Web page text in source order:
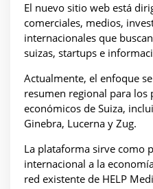
El nuevo sitio web está
comerciales, medios,
internacionales que
suizas, startups e
Actualmente, el enfoque
resumen regional para los
económicos de Suiza,
Ginebra, Lucerna y Zug.
La plataforma sirve como
internacional a la
red existente de HELP